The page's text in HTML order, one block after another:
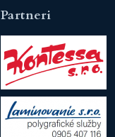
Partneri